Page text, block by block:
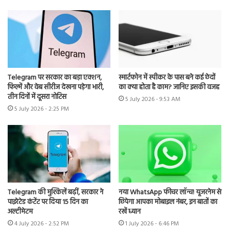
Telegram पर सरकार का बड़ा एक्शन,
फिल्में और वेब सीरीज देखना पड़ेगा भारी,
तीन दिनों में दूसरा नोटिस
5 July 2026 - 2:25 PM
स्मार्टफोन में स्पीकर के पास बने कई छेदों
का क्या होता है काम? जानिए इसकी वजह
5 July 2026 - 9:53 AM
Telegram की मुश्किलें बढ़ीं, सरकार ने
पाइरेटेड कंटेंट पर दिया 15 दिन का
अल्टीमेटम
4 July 2026 - 2:52 PM
नया WhatsApp फीचर लॉन्च! यूजरनेम से
छिपेगा आपका मोबाइल नंबर, इन बातों का
रखें ध्यान
1 July 2026 - 6:46 PM